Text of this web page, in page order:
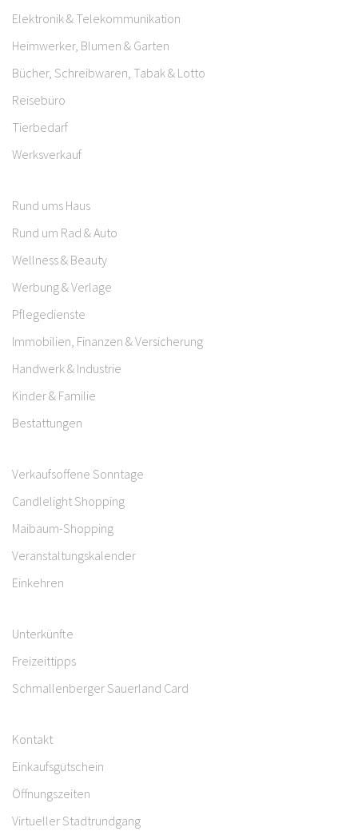
Elektronik & Telekommunikation
Heimwerker, Blumen & Garten
Bücher, Schreibwaren, Tabak & Lotto
Reisebüro
Tierbedarf
Werksverkauf
Rund ums Haus
Rund um Rad & Auto
Wellness & Beauty
Werbung & Verlage
Pflegedienste
Immobilien, Finanzen & Versicherung
Handwerk & Industrie
Kinder & Familie
Bestattungen
Verkaufsoffene Sonntage
Candlelight Shopping
Maibaum-Shopping
Veranstaltungskalender
Einkehren
Unterkünfte
Freizeittipps
Schmallenberger Sauerland Card
Kontakt
Einkaufsgutschein
Öffnungszeiten
Virtueller Stadtrundgang